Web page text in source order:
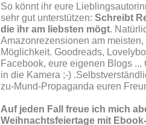
So könnt ihr eure
sehr gut unterstützen: Schreibt
die ihr am liebsten mögt.
Amazonrezensionen am
Möglichkeit. Goodreads,
Facebook, eure eigenen Blogs
in die Kamera ;-)
zu-Mund-Propaganda euren
Auf jeden Fall freue ich mich
Weihnachtsfeiertage mit